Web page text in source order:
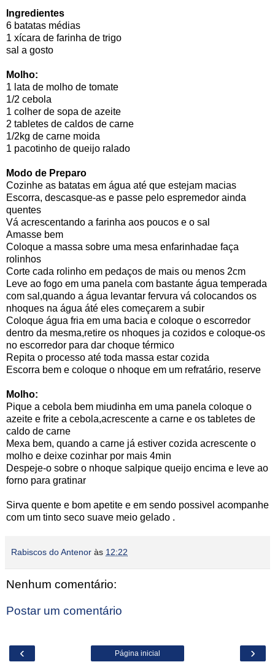
Ingredientes
6 batatas médias
1 xícara de farinha de trigo
sal a gosto
Molho:
1 lata de molho de tomate
1/2 cebola
1 colher de sopa de azeite
2 tabletes de caldos de carne
1/2kg de carne moida
1 pacotinho de queijo ralado
Modo de Preparo
Cozinhe as batatas em água até que estejam macias
Escorra, descasque-as e passe pelo espremedor ainda
quentes
Vá acrescentando a farinha aos poucos e o sal
Amasse bem
Coloque a massa sobre uma mesa enfarinhadae faça
rolinhos
Corte cada rolinho em pedaços de mais ou menos 2cm
Leve ao fogo em uma panela com bastante água temperada
com sal,quando a água levantar fervura vá colocandos os
nhoques na água áté eles começarem a subir
Coloque água fria em uma bacia e coloque o escorredor
dentro da mesma,retire os nhoques ja cozidos e coloque-os
no escorredor para dar choque térmico
Repita o processo até toda massa estar cozida
Escorra bem e coloque o nhoque em um refratário, reserve
Molho:
Pique a cebola bem miudinha em uma panela coloque o
azeite e frite a cebola,acrescente a carne e os tabletes de
caldo de carne
Mexa bem, quando a carne já estiver cozida acrescente o
molho e deixe cozinhar por mais 4min
Despeje-o sobre o nhoque salpique queijo encima e leve ao
forno para gratinar
Sirva quente e bom apetite e em sendo possivel acompanhe
com um tinto seco suave meio gelado .
Rabiscos do Antenor às 12:22
Nenhum comentário:
Postar um comentário
‹ ›
Página inicial